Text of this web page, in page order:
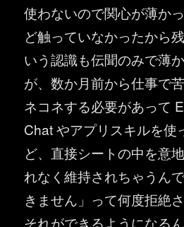
使わないので関心が薄か
ど触っていなかったから
いう認識も伝聞のみで薄
が、数か月前から仕事で
ネコネする必要があって
Chat やアプリスキルを使
ど、直接シートの中を意
れなく維持されちゃうん
きません」って何度拒絶
それができるようになる